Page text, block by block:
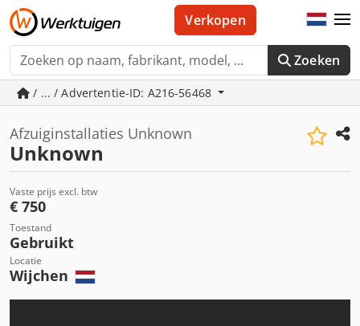
Zoeken
Verkopen
/ ... / Advertentie-ID: A216-56468
Afzuiginstallaties Unknown
Unknown
Vaste prijs excl. btw
€ 750
Toestand
Gebruikt
Locatie
Wijchen